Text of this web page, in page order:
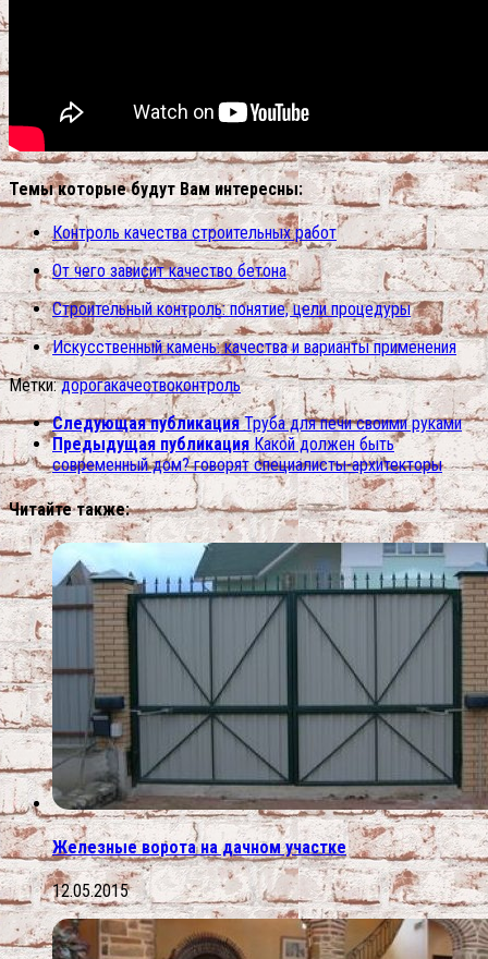
Темы которые будут Вам интересны:
Контроль качества строительных работ
От чего зависит качество бетона
Строительный контроль: понятие, цели процедуры
Искусственный камень: качества и варианты применения
Метки: дорогакачествоконтроль
Следующая публикация Труба для печи своими руками
Предыдущая публикация Какой должен быть
современный дом? говорят специалисты-архитекторы
Читайте также:
Железные ворота на дачном участке
12.05.2015